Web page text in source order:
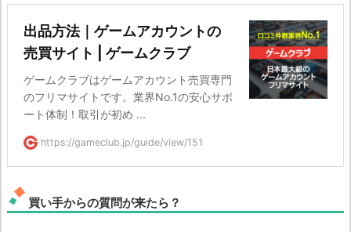
出品方法｜ゲームアカウントの
売買サイト | ゲームクラブ
ゲームクラブはゲームアカウント売買専門
のフリマサイトです。業界No.1の安心サポ
ート体制！取引が初め ...
https://gameclub.jp/guide/view/151
買い手からの質問が来たら？